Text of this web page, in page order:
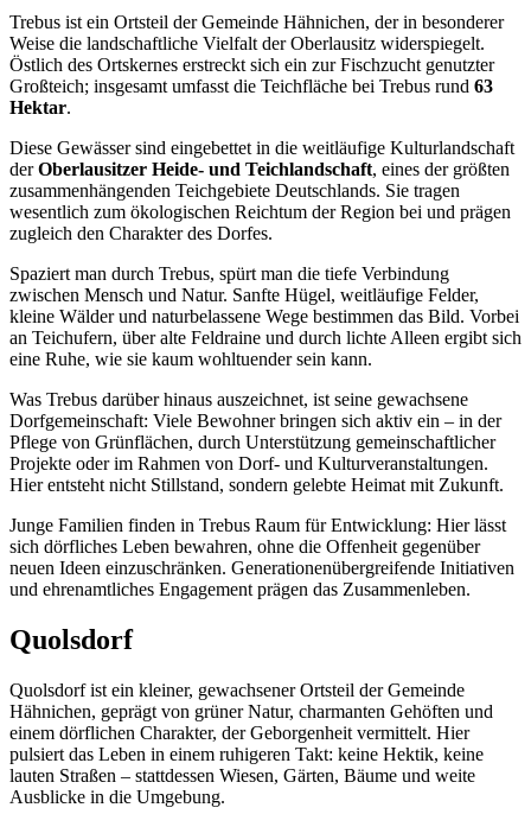
Trebus ist ein Ortsteil der Gemeinde Hähnichen, der in besonderer
Weise die landschaftliche Vielfalt der Oberlausitz widerspiegelt.
Östlich des Ortskernes erstreckt sich ein zur Fischzucht genutzter
Großteich; insgesamt umfasst die Teichfläche bei Trebus rund 63
Hektar.
Diese Gewässer sind eingebettet in die weitläufige Kulturlandschaft
derOberlausitzer Heide- und Teichlandschaft, eines der größten
zusammenhängenden Teichgebiete Deutschlands. Sie tragen
wesentlich zum ökologischen Reichtum der Region bei und prägen
zugleich den Charakter des Dorfes.
Spaziert man durch Trebus, spürt man die tiefe Verbindung
zwischen Mensch und Natur. Sanfte Hügel, weitläufige Felder,
kleine Wälder und naturbelassene Wege bestimmen das Bild. Vorbei
an Teichufern, über alte Feldraine und durch lichte Alleen ergibt sich
eine Ruhe, wie sie kaum wohltuender sein kann.
Was Trebus darüber hinaus auszeichnet, ist seine gewachsene
Dorfgemeinschaft: Viele Bewohner bringen sich aktiv ein – in der
Pflege von Grünflächen, durch Unterstützung gemeinschaftlicher
Projekte oder im Rahmen von Dorf- und Kulturveranstaltungen.
Hier entsteht nicht Stillstand, sondern gelebte Heimat mit Zukunft.
Junge Familien finden in Trebus Raum für Entwicklung: Hier lässt
sich dörfliches Leben bewahren, ohne die Offenheit gegenüber
neuen Ideen einzuschränken. Generationenübergreifende Initiativen
und ehrenamtliches Engagement prägen das Zusammenleben.
Quolsdorf
Quolsdorf ist ein kleiner, gewachsener Ortsteil der Gemeinde
Hähnichen, geprägt von grüner Natur, charmanten Gehöften und
einem dörflichen Charakter, der Geborgenheit vermittelt. Hier
pulsiert das Leben in einem ruhigeren Takt: keine Hektik, keine
lauten Straßen – stattdessen Wiesen, Gärten, Bäume und weite
Ausblicke in die Umgebung.